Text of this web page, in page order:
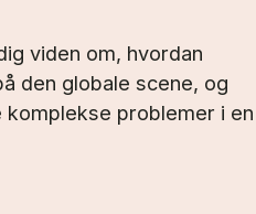
viden om, hvordan
den globale scene, og
problemer i en